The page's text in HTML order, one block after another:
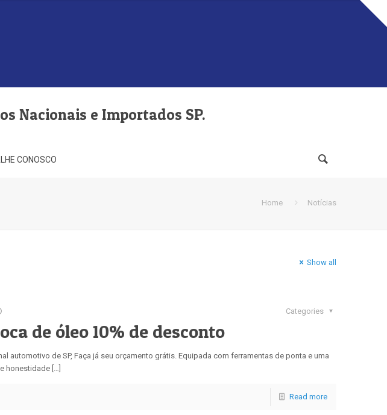
Nacionais e Importados SP.
CONOSCO
Home Notícias
Show all
Categories
de óleo 10% de desconto
automotivo de SP, Faça já seu orçamento grátis. Equipada com ferramentas de ponta e uma
honestidade […]
Read more